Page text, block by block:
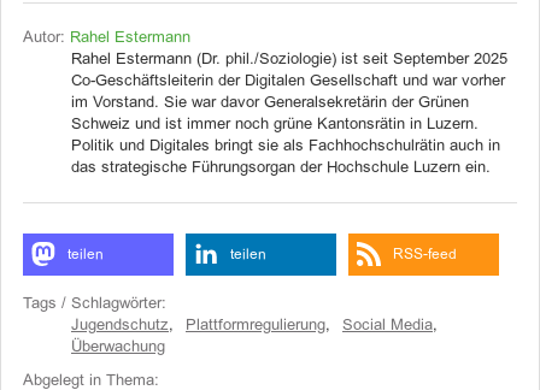
Autor: Rahel Estermann
Rahel Estermann (Dr. phil./Soziologie) ist seit September 2025
Co-Geschäftsleiterin der Digitalen Gesellschaft und war vorher
im Vorstand. Sie war davor Generalsekretärin der Grünen
Schweiz und ist immer noch grüne Kantonsrätin in Luzern.
Politik und Digitales bringt sie als Fachhochschulrätin auch in
das strategische Führungsorgan der Hochschule Luzern ein.
teilen teilen RSS-feed
Tags / Schlagwörter:
Jugendschutz, Plattformregulierung, Social Media,
Überwachung
Abgelegt in Thema: